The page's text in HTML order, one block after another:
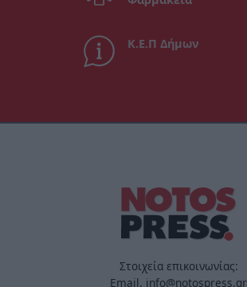
Κ.Ε.Π Δήμων
Στοιχεία επικοινωνίας:
Email. info@notospress.gr